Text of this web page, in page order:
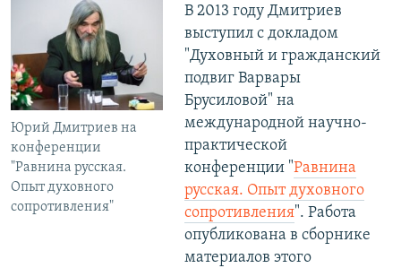
Юрий Дмитриев на
конференции
"Равнина русская.
Опыт духовного
сопротивления"
В 2013 году Дмитриев
выступил с докладом
"Духовный и гражданский
подвиг Варвары
Брусиловой" на
международной научно-
практической
конференции "Равнина
русская. Опыт духовного
сопротивления". Работа
опубликована в сборнике
материалов этого